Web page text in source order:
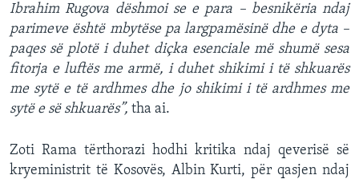
Ibrahim Rugova dëshmoi se e para – besnikëria ndaj
parimeve është mbytëse pa largpamësinë dhe e dyta –
paqes së plotë i duhet diçka esenciale më shumë sesa
fitorja e luftës me armë, i duhet shikimi i të shkuarës
me sytë e të ardhmes dhe jo shikimi i të ardhmes me
sytë e së shkuarës”, tha ai.
Zoti Rama tërthorazi hodhi kritika ndaj qeverisë së
kryeministrit të Kosovës, Albin Kurti, për qasjen ndaj